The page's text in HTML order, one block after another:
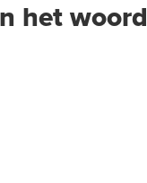
het woord